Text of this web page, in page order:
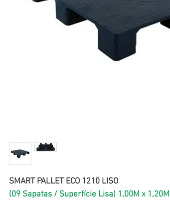
SMART PALLET ECO 1210 LISO
(09 Sapatas / Superfície Lisa) 1,00M x